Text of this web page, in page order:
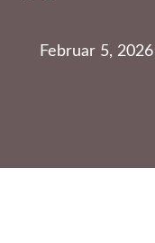
Februar 5, 2026